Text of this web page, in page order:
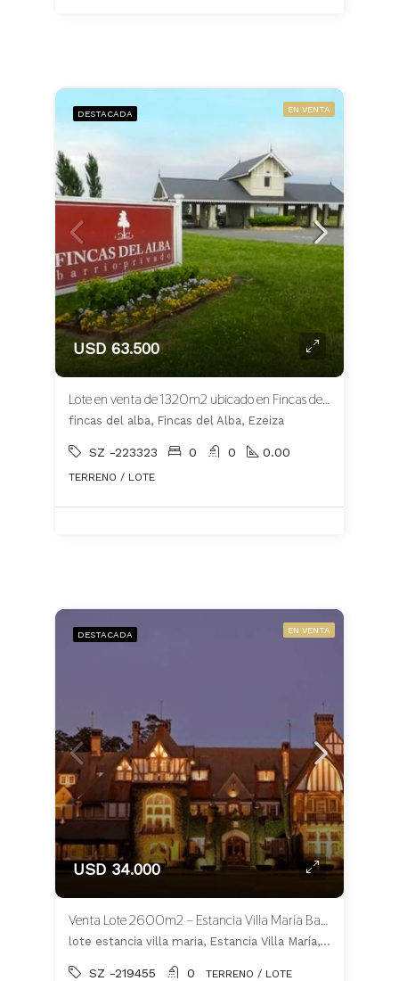
DESTACADA EN VENTA
USD 63.500
Lote en venta de 1320m2 ubicado en Fincas del Alba Apto Crédito
fincas del alba, Fincas del Alba, Ezeiza
SZ -223323 0 0 0.00
TERRENO / LOTE
DESTACADA EN VENTA
USD 34.000
Venta Lote 2600m2 – Estancia Villa María Barrio Los Silos – CANNING
lote estancia villa maria, Estancia Villa María, Ezeiza
SZ -219455 0 TERRENO / LOTE